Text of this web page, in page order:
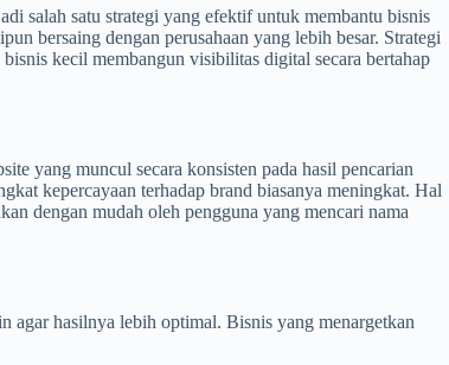
salah satu strategi yang efektif untuk membantu bisnis
bersaing dengan perusahaan yang lebih besar. Strategi
kecil membangun visibilitas digital secara bertahap
yang muncul secara konsisten pada hasil pencarian
kepercayaan terhadap brand biasanya meningkat. Hal
dengan mudah oleh pengguna yang mencari nama
agar hasilnya lebih optimal. Bisnis yang menargetkan